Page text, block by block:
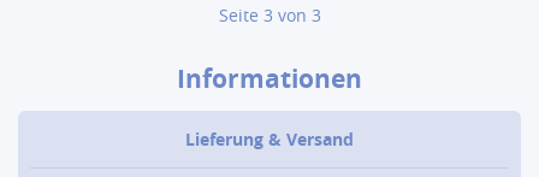
Seite 3 von 3
Informationen
Lieferung & Versand